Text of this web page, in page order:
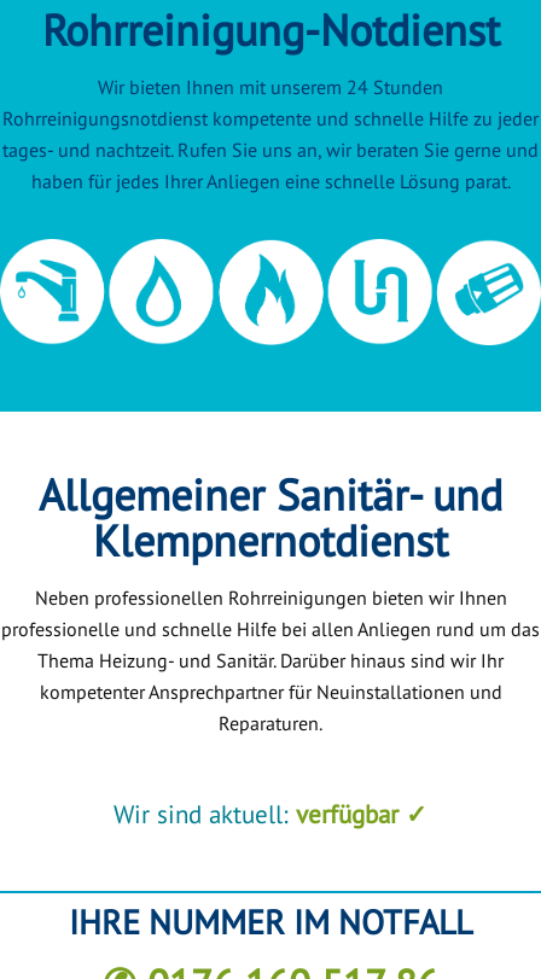
Rohrreinigung-Notdienst
Wir bieten Ihnen mit unserem 24 Stunden
Rohrreinigungsnotdienst kompetente und schnelle Hilfe zu jeder
tages- und nachtzeit. Rufen Sie uns an, wir beraten Sie gerne und
haben für jedes Ihrer Anliegen eine schnelle Lösung parat.
Allgemeiner Sanitär- und
Klempnernotdienst
Neben professionellen Rohrreinigungen bieten wir Ihnen
professionelle und schnelle Hilfe bei allen Anliegen rund um das
Thema Heizung- und Sanitär. Darüber hinaus sind wir Ihr
kompetenter Ansprechpartner für Neuinstallationen und
Reparaturen.
Wir sind aktuell: verfügbar ✓
IHRE NUMMER IM NOTFALL